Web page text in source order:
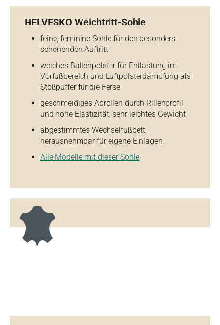
HELVESKO Weichtritt-Sohle
feine, feminine Sohle für den besonders
schonenden Auftritt
weiches Ballenpolster für Entlastung im
Vorfußbereich und Luftpolsterdämpfung als
Stoßpuffer für die Ferse
geschmeidiges Abrollen durch Rillenprofil
und hohe Elastizität, sehr leichtes Gewicht
abgestimmtes Wechselfußbett,
herausnehmbar für eigene Einlagen
Alle Modelle mit dieser Sohle